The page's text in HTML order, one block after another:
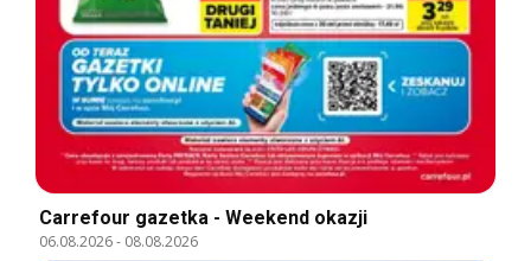
Carrefour gazetka - Weekend okazji
06.08.2026- 08.08.2026